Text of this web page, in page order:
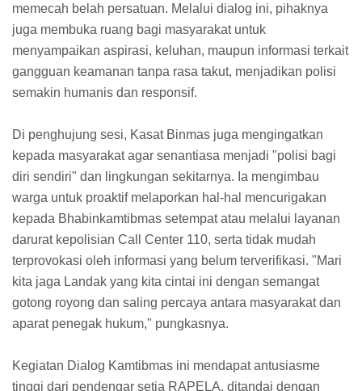
memecah belah persatuan. Melalui dialog ini, pihaknya
juga membuka ruang bagi masyarakat untuk
menyampaikan aspirasi, keluhan, maupun informasi terkait
gangguan keamanan tanpa rasa takut, menjadikan polisi
semakin humanis dan responsif.
Di penghujung sesi, Kasat Binmas juga mengingatkan
kepada masyarakat agar senantiasa menjadi "polisi bagi
diri sendiri" dan lingkungan sekitarnya. Ia mengimbau
warga untuk proaktif melaporkan hal-hal mencurigakan
kepada Bhabinkamtibmas setempat atau melalui layanan
darurat kepolisian Call Center 110, serta tidak mudah
terprovokasi oleh informasi yang belum terverifikasi. "Mari
kita jaga Landak yang kita cintai ini dengan semangat
gotong royong dan saling percaya antara masyarakat dan
aparat penegak hukum," pungkasnya.
Kegiatan Dialog Kamtibmas ini mendapat antusiasme
tinggi dari pendengar setia RAPELA, ditandai dengan